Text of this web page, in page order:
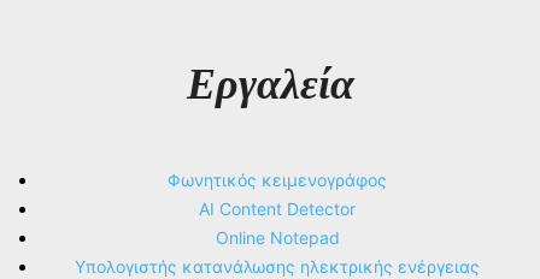
Εργαλεία
Φωνητικός κειμενογράφος
AI Content Detector
Online Notepad
Υπολογιστής κατανάλωσης ηλεκτρικής ενέργειας